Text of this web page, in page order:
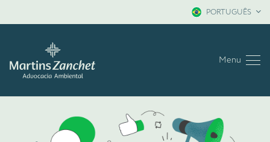
PORTUGUÊS
Menu